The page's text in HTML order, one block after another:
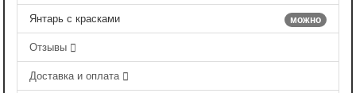
можно
Янтарь с красками
Отзывы
Доставка и оплата